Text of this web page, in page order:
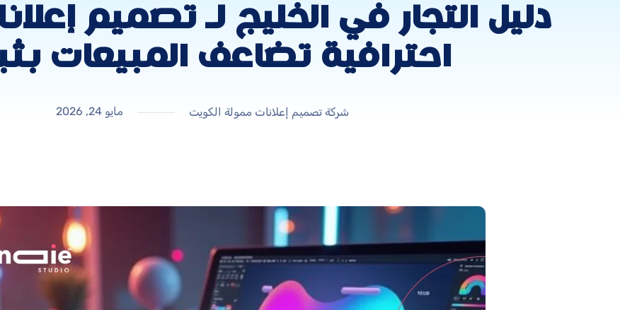
دليل التجار في الخليج لـ تصميم
احترافية تضاعف المبيعات
شركة تصميم إعلانات ممولة الكويت مايو 24, 2026